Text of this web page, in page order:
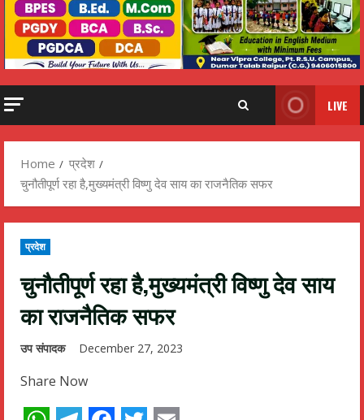
LIVE
Home
प्रदेश
चुनौतीपूर्ण रहा है,मुख्यमंत्री विष्णु देव साय का राजनैतिक सफर
प्रदेश
चुनौतीपूर्ण रहा है,मुख्यमंत्री विष्णु देव साय
का राजनैतिक सफर
उप संपादक December 27, 2023
Share Now